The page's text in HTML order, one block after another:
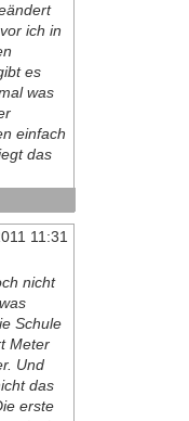
ich in
es
was
einfach
das
11:31
nicht
Schule
Meter
Und
das
erste